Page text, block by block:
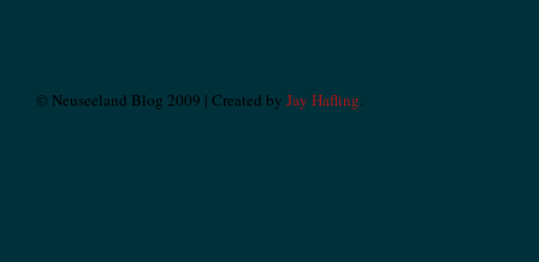
© Neuseeland Blog 2009 | Created by Jay Hafling.